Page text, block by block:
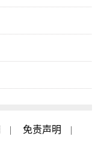
| 免责声明
|